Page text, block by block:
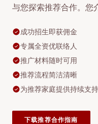
与您探索推荐合作。您
成功招生即获佣金
专属全资优联络人
推广材料随时可用
推荐流程简洁清晰
为推荐家庭提供持续支持
下载推荐合作指南